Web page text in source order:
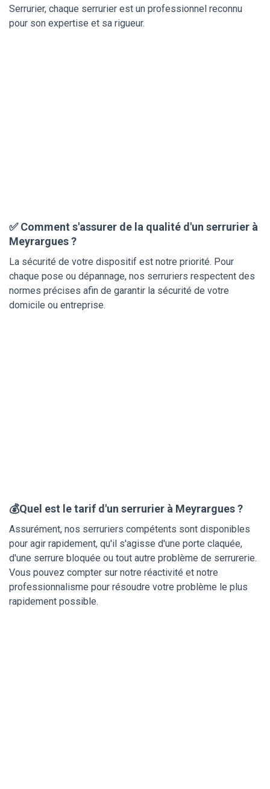
Serrurier, chaque serrurier est un professionnel reconnu
pour son expertise et sa rigueur.
✅ Comment s'assurer de la qualité d'un serrurier à
Meyrargues ?
La sécurité de votre dispositif est notre priorité. Pour
chaque pose ou dépannage, nos serruriers respectent des
normes précises afin de garantir la sécurité de votre
domicile ou entreprise.
💰Quel est le tarif d'un serrurier à Meyrargues ?
Assurément, nos serruriers compétents sont disponibles
pour agir rapidement, qu'il s'agisse d'une porte claquée,
d'une serrure bloquée ou tout autre problème de serrurerie.
Vous pouvez compter sur notre réactivité et notre
professionnalisme pour résoudre votre problème le plus
rapidement possible.